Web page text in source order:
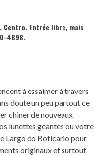
Centro. Entrée libre, mais
4898.
à essaimer à travers
doute un peu partout ce
chiner de nouveaux
lunettes géantes ou votre
Largo do Boticario pour
originaux et surtout